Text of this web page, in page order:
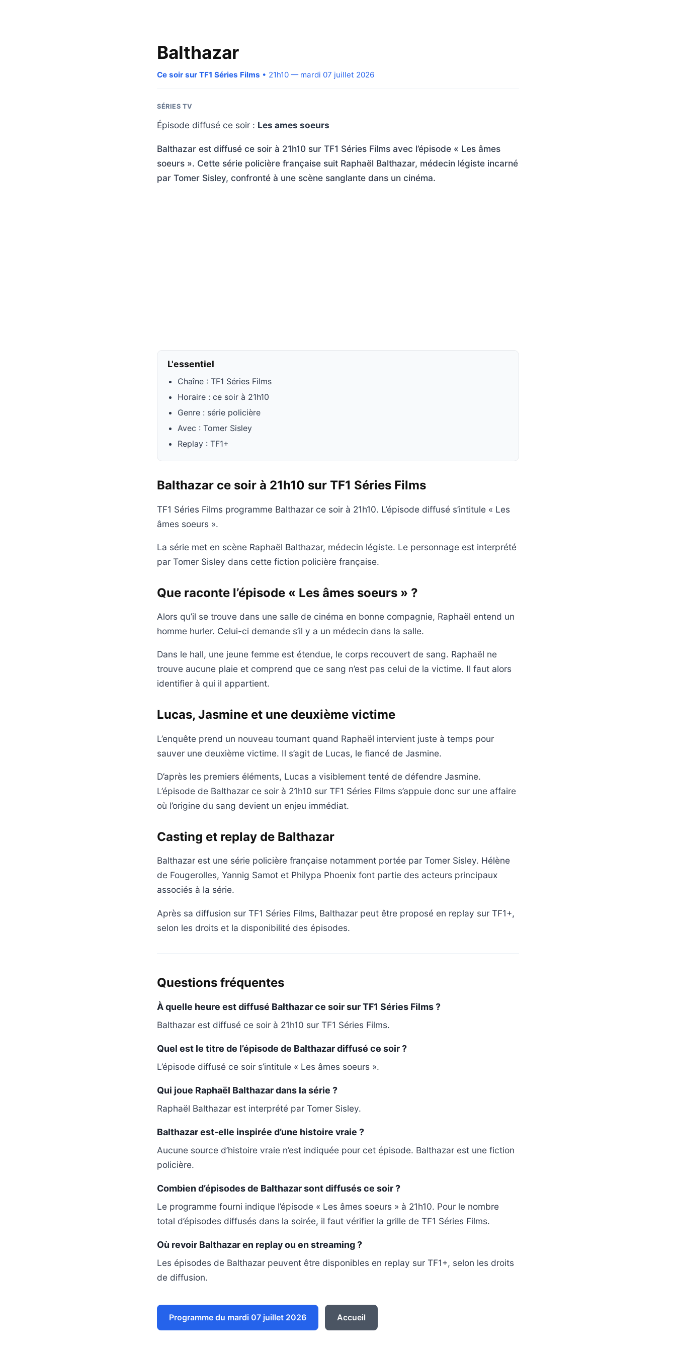
Balthazar
Ce soir sur TF1 Séries Films • 21h10 — mardi 07 juillet 2026
SÉRIES TV
Épisode diffusé ce soir : Les ames soeurs
Balthazar est diffusé ce soir à 21h10 sur TF1 Séries Films avec l’épisode « Les âmes
soeurs ». Cette série policière française suit Raphaël Balthazar, médecin légiste incarné
par Tomer Sisley, confronté à une scène sanglante dans un cinéma.
L'essentiel
Chaîne : TF1 Séries Films
Horaire : ce soir à 21h10
Genre : série policière
Avec : Tomer Sisley
Replay : TF1+
Balthazar ce soir à 21h10 sur TF1 Séries Films
TF1 Séries Films programme Balthazar ce soir à 21h10. L’épisode diffusé s’intitule « Les
âmes soeurs ».
La série met en scène Raphaël Balthazar, médecin légiste. Le personnage est interprété
par Tomer Sisley dans cette fiction policière française.
Que raconte l’épisode « Les âmes soeurs » ?
Alors qu’il se trouve dans une salle de cinéma en bonne compagnie, Raphaël entend un
homme hurler. Celui-ci demande s’il y a un médecin dans la salle.
Dans le hall, une jeune femme est étendue, le corps recouvert de sang. Raphaël ne
trouve aucune plaie et comprend que ce sang n’est pas celui de la victime. Il faut alors
identifier à qui il appartient.
Lucas, Jasmine et une deuxième victime
L’enquête prend un nouveau tournant quand Raphaël intervient juste à temps pour
sauver une deuxième victime. Il s’agit de Lucas, le fiancé de Jasmine.
D’après les premiers éléments, Lucas a visiblement tenté de défendre Jasmine.
L’épisode de Balthazar ce soir à 21h10 sur TF1 Séries Films s’appuie donc sur une affaire
où l’origine du sang devient un enjeu immédiat.
Casting et replay de Balthazar
Balthazar est une série policière française notamment portée par Tomer Sisley. Hélène
de Fougerolles, Yannig Samot et Philypa Phoenix font partie des acteurs principaux
associés à la série.
Après sa diffusion sur TF1 Séries Films, Balthazar peut être proposé en replay sur TF1+,
selon les droits et la disponibilité des épisodes.
Questions fréquentes
À quelle heure est diffusé Balthazar ce soir sur TF1 Séries Films ?
Balthazar est diffusé ce soir à 21h10 sur TF1 Séries Films.
Quel est le titre de l’épisode de Balthazar diffusé ce soir ?
L’épisode diffusé ce soir s’intitule « Les âmes soeurs ».
Qui joue Raphaël Balthazar dans la série ?
Raphaël Balthazar est interprété par Tomer Sisley.
Balthazar est-elle inspirée d’une histoire vraie ?
Aucune source d’histoire vraie n’est indiquée pour cet épisode. Balthazar est une fiction
policière.
Combien d’épisodes de Balthazar sont diffusés ce soir ?
Le programme fourni indique l’épisode « Les âmes soeurs » à 21h10. Pour le nombre
total d’épisodes diffusés dans la soirée, il faut vérifier la grille de TF1 Séries Films.
Où revoir Balthazar en replay ou en streaming ?
Les épisodes de Balthazar peuvent être disponibles en replay sur TF1+, selon les droits
de diffusion.
Programme du mardi 07 juillet 2026 Accueil